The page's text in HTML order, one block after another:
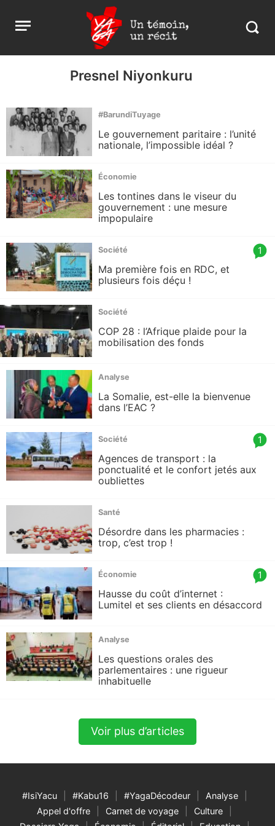
Open
menu
Yaga
Burundi
Search
Presnel Niyonkuru
#BarundiTuyage
Le gouvernement paritaire : l’unité
nationale, l’impossible idéal ?
Économie
Les tontines dans le viseur du
gouvernement : une mesure
impopulaire
Société
article
1
Ma première fois en RDC, et
plusieurs fois déçu !
Société
COP 28 : l’Afrique plaide pour la
mobilisation des fonds
Analyse
La Somalie, est-elle la bienvenue
dans l’EAC ?
Société
article
count
1
Agences de transport : la
ponctualité et le confort jetés aux
oubliettes
Santé
Désordre dans les pharmacies :
trop, c’est trop !
Économie
article
count
1
Hausse du coût d’internet :
Lumitel et ses clients en désaccord
Analyse
Les questions orales des
parlementaires : une rigueur
inhabituelle
Voir plus d’articles
#IsiYacu #Kabu16 #YagaDécodeur
Analyse
Appel d'offre
Carnet de voyage
Culture